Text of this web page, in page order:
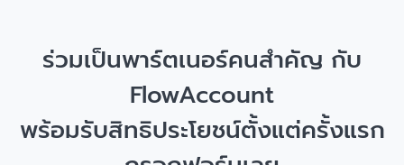
ร่วมเป็นพาร์ตเนอร์คนสำคัญ กับ
FlowAccount
พร้อมรับสิทธิประโยชน์ตั้งแต่ครั้งแรก